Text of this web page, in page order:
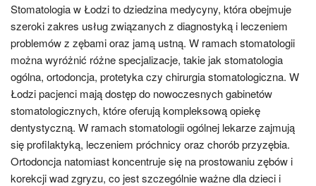
Stomatologia w Łodzi to dziedzina medycyny, która obejmuje
szeroki zakres usług związanych z diagnostyką i leczeniem
problemów z zębami oraz jamą ustną. W ramach stomatologii
można wyróżnić różne specjalizacje, takie jak stomatologia
ogólna, ortodoncja, protetyka czy chirurgia stomatologiczna. W
Łodzi pacjenci mają dostęp do nowoczesnych gabinetów
stomatologicznych, które oferują kompleksową opiekę
dentystyczną. W ramach stomatologii ogólnej lekarze zajmują
się profilaktyką, leczeniem próchnicy oraz chorób przyzębia.
Ortodoncja natomiast koncentruje się na prostowaniu zębów i
korekcji wad zgryzu, co jest szczególnie ważne dla dzieci i